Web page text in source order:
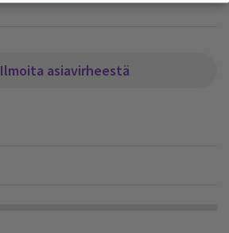
Ilmoita asiavirheestä